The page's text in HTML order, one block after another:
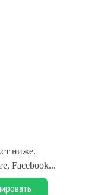
ниже.
Facebook...